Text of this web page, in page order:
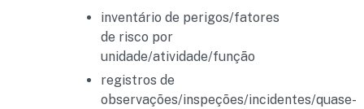
inventário de perigos/fatores
de risco por
unidade/atividade/função
registros de
observações/inspeções/incidentes/quase-